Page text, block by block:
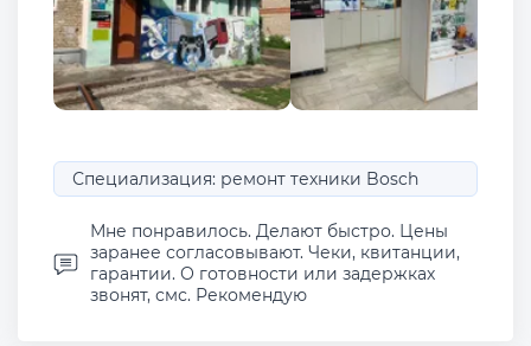
Специализация: ремонт техники Bosch
Мне понравилось. Делают быстро. Цены
заранее согласовывают. Чеки, квитанции,
гарантии. О готовности или задержках
звонят, смс. Рекомендую